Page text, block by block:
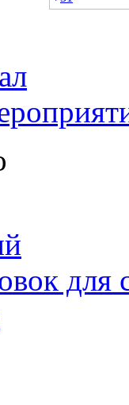
для